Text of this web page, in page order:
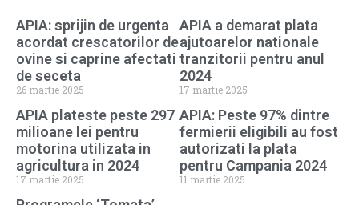
APIA: sprijin de urgenta
acordat crescatorilor de
ovine si caprine afectati
de seceta
26 martie 2025
APIA a demarat plata
ajutoarelor nationale
tranzitorii pentru anul
2024
17 martie 2025
APIA plateste peste 297
milioane lei pentru
motorina utilizata in
agricultura in 2024
17 martie 2025
APIA: Peste 97% dintre
fermierii eligibili au fost
autorizati la plata
pentru Campania 2024
11 martie 2025